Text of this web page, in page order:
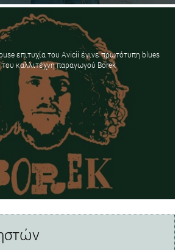
επιτυχία του Avicii έγινε πρωτότυπη blues
καλλιτέχνη παραγωγού Borek